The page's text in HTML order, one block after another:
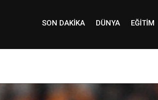
SON DAKIKA DÜNYA EĞITIM